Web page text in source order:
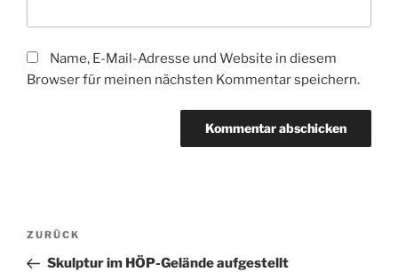
Name, E-Mail-Adresse und Website in diesem
Browser für meinen nächsten Kommentar speichern.
Beitragsnavigation
Vorheriger
Beitrag
ZURÜCK
Skulptur im HÖP-Gelände aufgestellt